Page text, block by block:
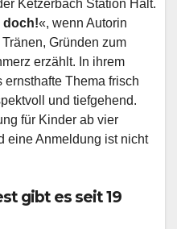
Ketzerbach Station Halt.
doch!«, wenn Autorin
Gründen zum
erzählt. In ihrem
Thema frisch
und tiefgehend.
für Kinder ab vier
eine Anmeldung ist nicht
gibt es seit 19